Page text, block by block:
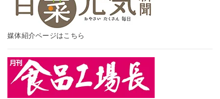
媒体紹介ページはこちら